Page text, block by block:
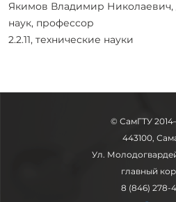
Якимов Владимир Николаевич,
наук, профессор
2.2.11, технические науки
© СамГТУ
443100,
Ул.
главный
8 (846) 278-